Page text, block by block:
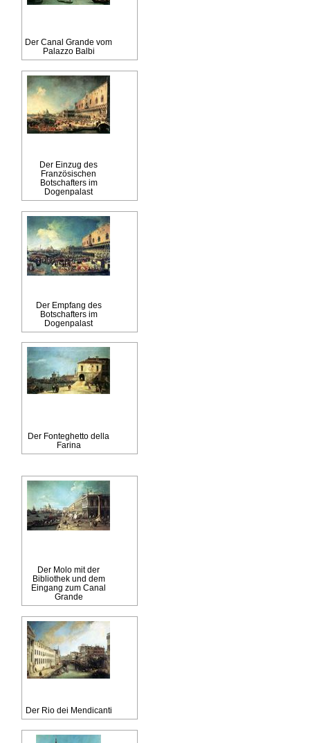
Der Canal Grande vom
Palazzo Balbi
Der Einzug des
Französischen
Botschafters im
Dogenpalast
Der Empfang des
Botschafters im
Dogenpalast
Der Fonteghetto della
Farina
Der Molo mit der
Bibliothek und dem
Eingang zum Canal
Grande
Der Rio dei Mendicanti